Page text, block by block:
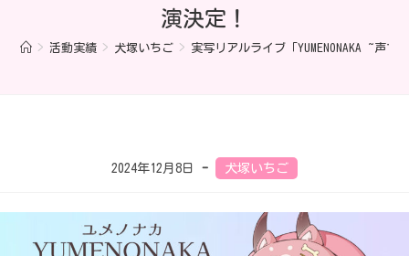
演決定！
> 活動実績 > 犬塚いちご > 実写リアルライブ「YUMENONAKA ~声
2024年12月8日 犬塚いちご